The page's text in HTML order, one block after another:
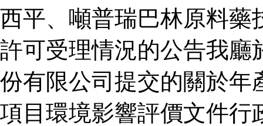
西平、噸普瑞巴林原料藥
許可受理情況的公告我廳
份有限公司提交的關於年
項目環境影響評價文件行